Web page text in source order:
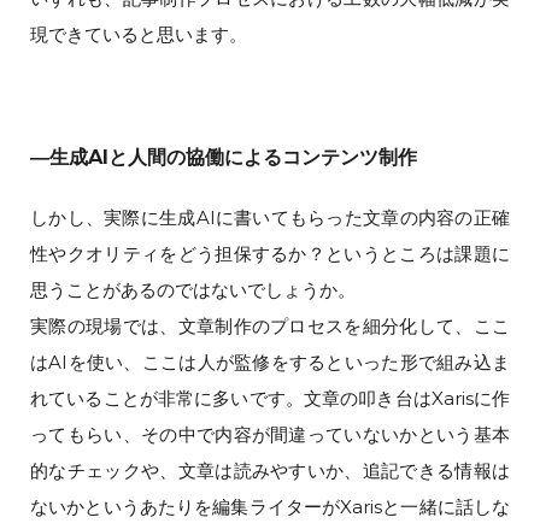
現できていると思います。
―生成AIと人間の協働によるコンテンツ制作
しかし、実際に生成AIに書いてもらった文章の内容の正確
性やクオリティをどう担保するか？というところは課題に
思うことがあるのではないでしょうか。
実際の現場では、文章制作のプロセスを細分化して、ここ
はAIを使い、ここは人が監修をするといった形で組み込ま
れていることが非常に多いです。文章の叩き台はXarisに作
ってもらい、その中で内容が間違っていないかという基本
的なチェックや、文章は読みやすいか、追記できる情報は
ないかというあたりを編集ライターがXarisと一緒に話しな